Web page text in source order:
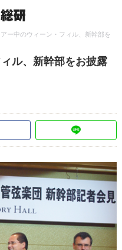
ー中のウィーン・フィル、新幹部を
ル、新幹部をお披露